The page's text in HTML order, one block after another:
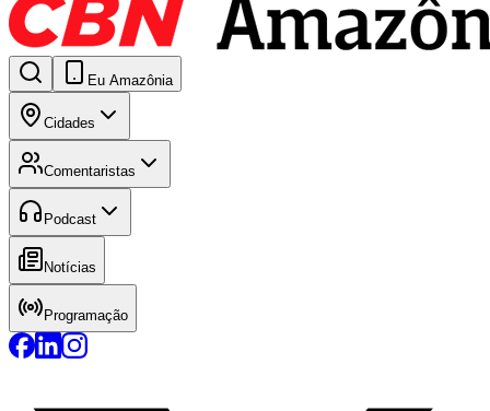
Eu Amazônia
Cidades
Comentaristas
Podcast
Notícias
Programação